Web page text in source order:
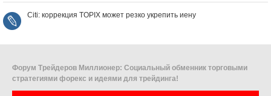
Citi: коррекция TOPIX может резко укрепить иену
Форум Трейдеров Миллионер: Социальный обменник торговыми
стратегиями форекс и идеями для трейдинга!